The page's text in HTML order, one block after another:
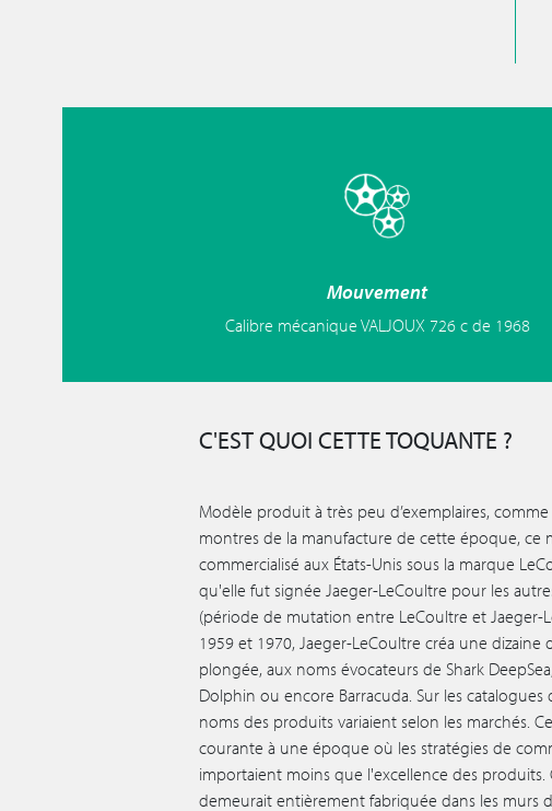
Mouvement
Calibre mécanique VALJOUX 726 c de 1968
C'EST QUOI CETTE TOQUANTE ?
Modèle produit à très peu d’exemplaires,
montres de la manufacture de cette époque, ce
commercialisé aux États-Unis sous la marque
qu'elle fut signée Jaeger-LeCoultre pour les
(période de mutation entre LeCoultre et Jaeger-
1959 et 1970, Jaeger-LeCoultre créa une dizaine
plongée, aux noms évocateurs de Shark
Dolphin ou encore Barracuda. Sur les catalogues
noms des produits variaient selon les marchés.
courante à une époque où les stratégies de
importaient moins que l'excellence des produits.
demeurait entièrement fabriquée dans les murs